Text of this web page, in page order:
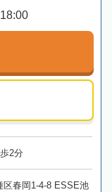
2分
区春岡1-4-8 ESSE池